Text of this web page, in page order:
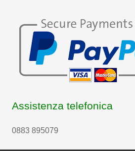
Assistenza telefonica
0883 895079